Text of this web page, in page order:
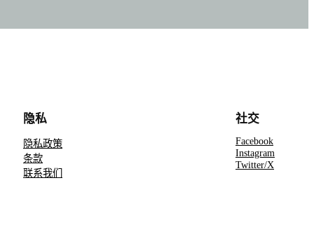
隐私
隐私政策
条款
联系我们
社交
Facebook
Instagram
Twitter/X